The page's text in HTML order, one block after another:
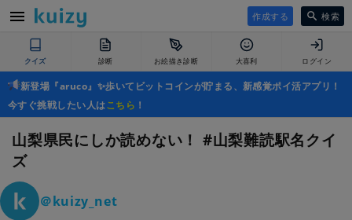
作成する 検索
クイズ 診断 お絵描き診断 大喜利 ログイン
新登場『aruco』✨歩いてビットコインが貯まる、新感覚ポイ活アプリ！
今すぐ挑戦したい人はこちら ！
山梨県民にしか読めない！ #山梨難読駅名クイ
ズ
＠kuizy_net